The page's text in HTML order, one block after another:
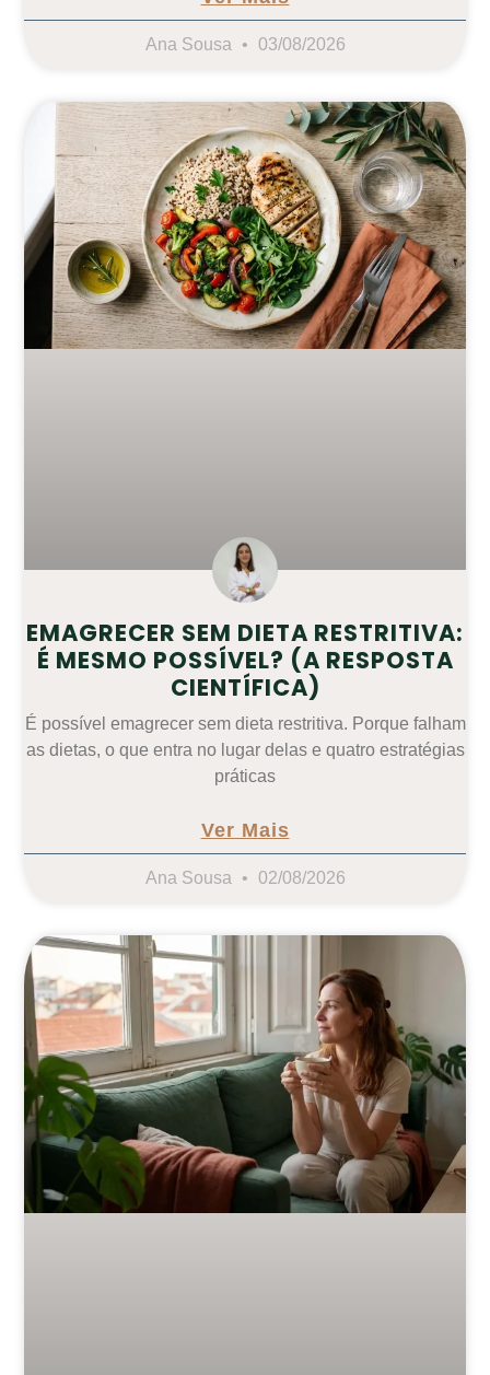
Ana Sousa 03/08/2026
EMAGRECER SEM DIETA RESTRITIVA:
É MESMO POSSÍVEL? (A RESPOSTA
CIENTÍFICA)
É possível emagrecer sem dieta restritiva. Porque falham
as dietas, o que entra no lugar delas e quatro estratégias
práticas
Ver Mais
Ana Sousa 02/08/2026